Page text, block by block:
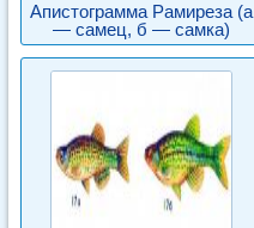
Апистограмма Рамиреза (а
— самец, б — самка)